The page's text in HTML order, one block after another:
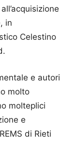
in
Celestino
e autori
molto
molteplici
e
di Rieti